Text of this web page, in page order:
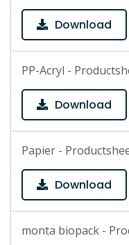
Download
PP-Acryl -
Download
Papier -
Download
monta biopack -